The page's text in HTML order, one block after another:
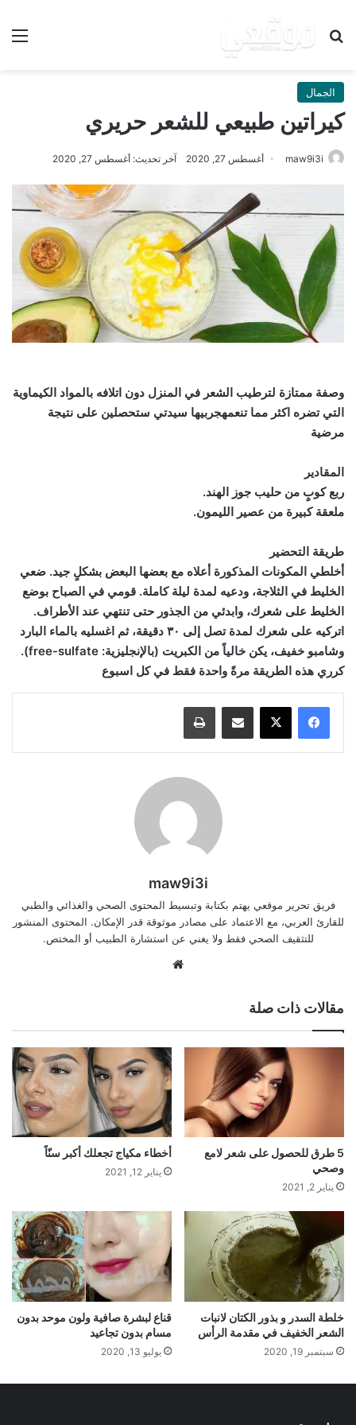
بحث عن
الجمال
كيراتين طبيعي للشعر حريري
maw9i3i أغسطس 27, 2020 آخر تحديث: أغسطس 27, 2020
وصفة ممتازة لترطيب الشعر في المنزل دون اتلافه بالمواد الكيماوية
التي تضره اكثر مما تنعمهجربيها سيدتي ستحصلين على نتيجة
مرضية
المقادير
ربع كوبٍ من حليب جوز الهند.
ملعقة كبيرة من عصير الليمون.
طريقة التحضير
أخلطي المكونات المذكورة أعلاه مع بعضها البعض بشكلٍ جيد. ضعي
الخليط في الثلاجة، ودعيه لمدة ليلة كاملة. قومي في الصباح بوضع
الخليط على شعرك، وابدئي من الجذور حتى تنتهي عند الأطراف.
اتركيه على شعرك لمدة تصل إلى ٣٠ دقيقة، ثم اغسليه بالماء البارد
وشامبو خفيف، يكن خالياً من الكبريت (بالإنجليزية: free-sulfate).
كرري هذه الطريقة مرةً واحدة فقط في كل اسبوع
مشاركة عبر البريد طباعة
maw9i3i
فريق تحرير موقعي يهتم بكتابة وتبسيط المحتوى الصحي والغذائي والطبي
للقارئ العربي، مع الاعتماد على مصادر موثوقة قدر الإمكان. المحتوى المنشور
للتثقيف الصحي فقط ولا يغني عن استشارة الطبيب أو المختص.
مقالات ذات صلة
5 طرق للحصول على شعر لامع
وصحي
يناير 2, 2021
أخطاء مكياج تجعلك أكبر سنّاً
يناير 12, 2021
خلطة السدر و بذور الكتان لانبات
الشعر الخفيف في مقدمة الرأس
سبتمبر 19, 2020
قناع لبشرة صافية ولون موحد بدون
مسام بدون تجاعيد
يوليو 13, 2020